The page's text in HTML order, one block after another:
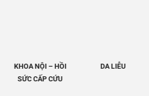
KHOA NỘI – HỒI
SỨC CẤP CỨU
DA LIỄU